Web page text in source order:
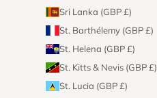
Sri Lanka (GBP £)
St. Barthélemy (GBP £)
St. Helena (GBP £)
St. Kitts & Nevis (GBP £)
St. Lucia (GBP £)